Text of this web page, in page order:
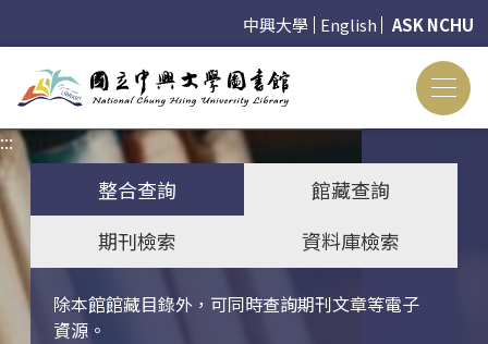
中興大學 English ASK NCHU
:::
整合查詢
館藏查詢
期刊檢索
資料庫檢索
除本館館藏目錄外，可同時查詢期刊文章等電子
資源。
關鍵字搜尋